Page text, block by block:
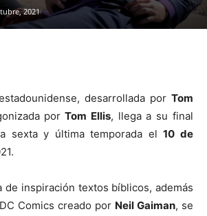
2021
desarrollada por Tom
por Tom Ellis, llega a su final
sexta y última temporada el10 de
de inspiración textos bíblicos, además
Comics creado por Neil Gaiman, se